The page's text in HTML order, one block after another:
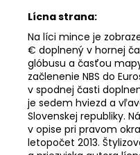
Lícna strana:
Na líci mince je
€ doplnený v hornej
glóbusu a časťou
začlenenie NBS do
v spodnej časti
je sedem hviezd a
Slovenskej republiky.
v opise pri pravom
letopočet 2013.